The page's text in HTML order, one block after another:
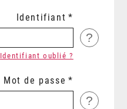
Identifiant
?
Identifiant oublié ?
Mot de passe
?